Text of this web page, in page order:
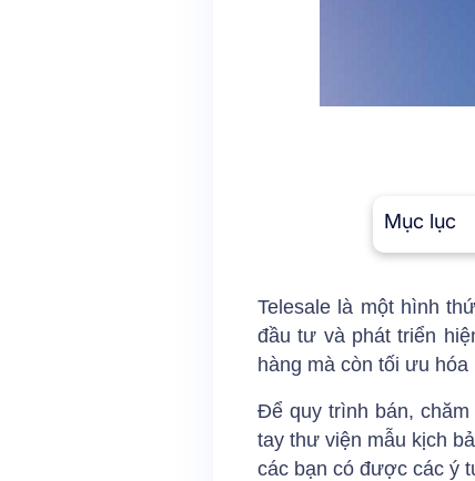
Mục lục
Telesale là một hình
đầu tư và phát triển
hàng mà còn tối ưu
Để quy trình bán,
tay thư viện mẫu kịch
các bạn có được các ý